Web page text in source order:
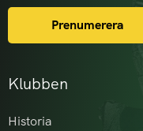
Klubben
Historia
Prenumerera